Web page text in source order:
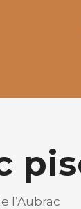
l’Aubrac